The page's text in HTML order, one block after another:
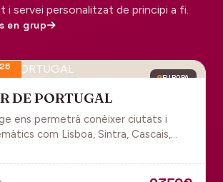
i servei personalitzat de principi a fi.
en grup
EUROPA
DE PORTUGAL
ens permetrà conèixer ciutats i
com Lisboa, Sintra, Cascais,
plenament de Portugal.